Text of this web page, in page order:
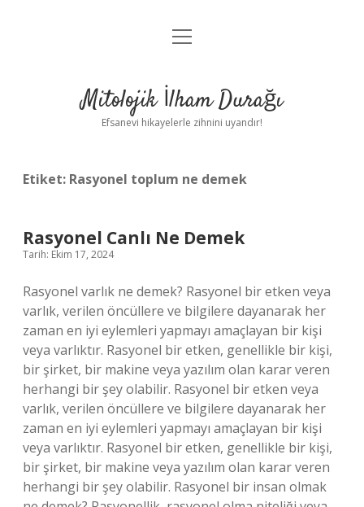
Anasayfa
Yasal Uyarı
menüyü
Mitolojik İlham Durağı
Efsanevi hikayelerle zihnini uyandır!
Etiket: Rasyonel toplum ne demek
Rasyonel Canlı Ne Demek
Tarih: Ekim 17, 2024
Rasyonel varlık ne demek? Rasyonel bir etken veya
varlık, verilen öncüllere ve bilgilere dayanarak her
zaman en iyi eylemleri yapmayı amaçlayan bir kişi
veya varlıktır. Rasyonel bir etken, genellikle bir kişi,
bir şirket, bir makine veya yazılım olan karar veren
herhangi bir şey olabilir. Rasyonel bir etken veya
varlık, verilen öncüllere ve bilgilere dayanarak her
zaman en iyi eylemleri yapmayı amaçlayan bir kişi
veya varlıktır. Rasyonel bir etken, genellikle bir kişi,
bir şirket, bir makine veya yazılım olan karar veren
herhangi bir şey olabilir. Rasyonel bir insan olmak